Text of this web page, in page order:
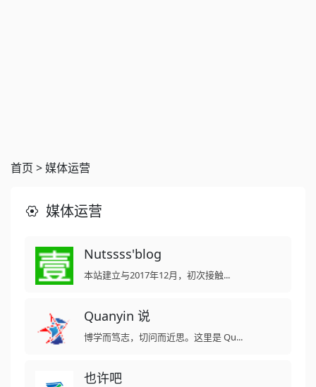
首页 >媒体运营
媒体运营
Nutssss'blog
本站建立与2017年12月，初次接触...
Quanyin 说
博学而笃志，切问而近思。这里是 Qu...
也许吧